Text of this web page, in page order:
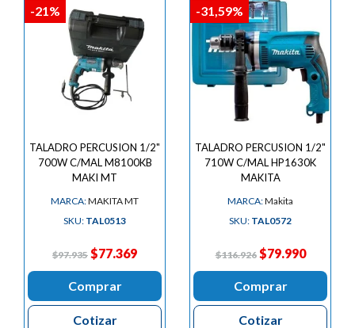
TALADRO PERCUSION 1/2"
700W C/MAL M8100KB
MAKI MT
MARCA:MAKITA MT
SKU: TAL0513
$97.935 $77.369
Comprar
Cotizar
-21%
TALADRO PERCUSION 1/2"
710W C/MAL HP1630K
MAKITA
MARCA:Makita
SKU: TAL0572
$116.926 $79.990
Comprar
Cotizar
-31,59%